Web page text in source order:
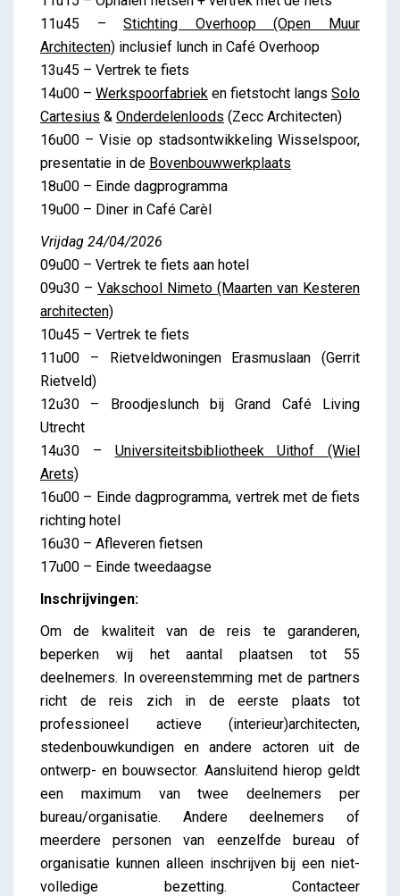
11u45 –Stichting Overhoop (Open Muur
Architecten) inclusief lunch in Café Overhoop
13u45 – Vertrek te fiets
14u00 – Werkspoorfabriek en fietstocht langs Solo
Cartesius & Onderdelenloods (Zecc Architecten)
16u00 – Visie op stadsontwikkeling Wisselspoor,
presentatie in de Bovenbouwwerkplaats
18u00 – Einde dagprogramma
19u00 – Diner in Café Carèl
Vrijdag 24/04/2026
09u00 – Vertrek te fiets aan hotel
09u30 – Vakschool Nimeto (Maarten van Kesteren
architecten)
10u45 – Vertrek te fiets
11u00 – Rietveldwoningen Erasmuslaan (Gerrit
Rietveld)
12u30 – Broodjeslunch bij Grand Café Living
Utrecht
14u30 – Universiteitsbibliotheek Uithof (Wiel
Arets)
16u00 – Einde dagprogramma, vertrek met de fiets
richting hotel
16u30 – Afleveren fietsen
17u00 – Einde tweedaagse
Inschrijvingen:
Om de kwaliteit van de reis te garanderen,
beperken wij het aantal plaatsen tot 55
deelnemers. In overeenstemming met de partners
richt de reis zich in de eerste plaats tot
professioneel actieve (interieur)architecten,
stedenbouwkundigen en andere actoren uit de
ontwerp- en bouwsector. Aansluitend hierop geldt
een maximum van twee deelnemers per
bureau/organisatie. Andere deelnemers of
meerdere personen van eenzelfde bureau of
organisatie kunnen alleen inschrijven bij een niet-
volledige bezetting. Contacteer